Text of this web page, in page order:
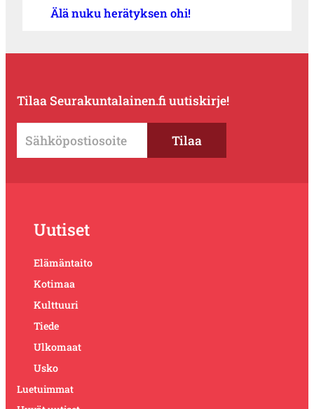
Älä nuku herätyksen ohi!
Tilaa Seurakuntalainen.fi uutiskirje!
Uutiset
Elämäntaito
Kotimaa
Kulttuuri
Tiede
Ulkomaat
Usko
Luetuimmat